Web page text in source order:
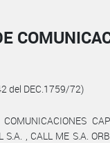
del DEC.1759/72)
S.A. , CALL ME S.A.